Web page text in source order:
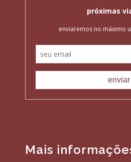
Mais